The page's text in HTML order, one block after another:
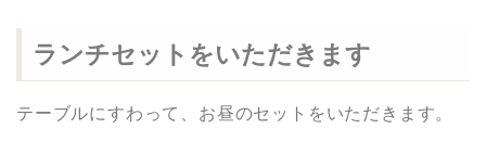
ランチセットをいただきます
テーブルにすわって、お昼のセットをいただきます。